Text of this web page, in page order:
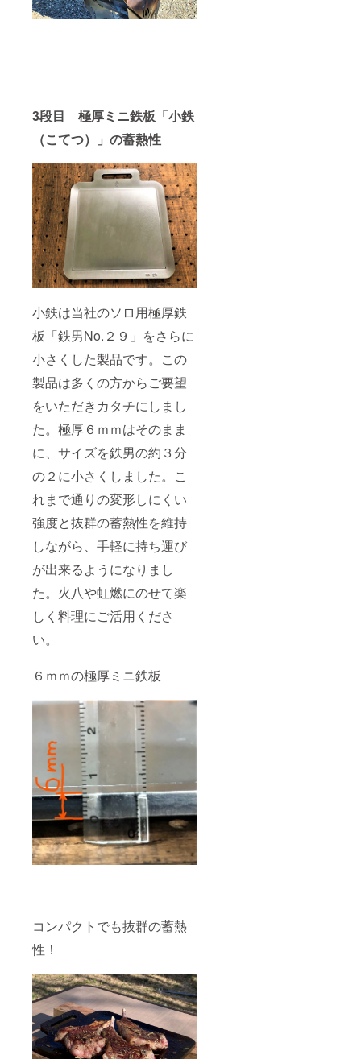
3段目 極厚ミニ鉄板「小鉄
（こてつ）」の蓄熱性
小鉄は当社のソロ用極厚鉄
板「鉄男No.２９」をさらに
小さくした製品です。この
製品は多くの方からご要望
をいただきカタチにしまし
た。極厚６ｍｍはそのまま
に、サイズを鉄男の約３分
の２に小さくしました。こ
れまで通りの変形しにくい
強度と抜群の蓄熱性を維持
しながら、手軽に持ち運び
が出来るようになりまし
た。火八や虹燃にのせて楽
しく料理にご活用くださ
い。
６ｍｍの極厚ミニ鉄板
コンパクトでも抜群の蓄熱
性！